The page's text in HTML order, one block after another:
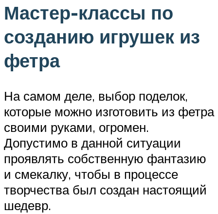
Мастер-классы по
созданию игрушек из
фетра
На самом деле, выбор поделок,
которые можно изготовить из фетра
своими руками, огромен.
Допустимо в данной ситуации
проявлять собственную фантазию
и смекалку, чтобы в процессе
творчества был создан настоящий
шедевр.